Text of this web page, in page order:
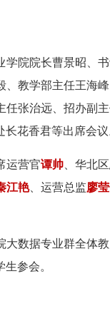
学院院长曹景昭、
、教学部主任王海
任张治远、招办副
花香君等出席会议
运营官谭帅、华北
江艳、 运营总监廖
大数据专业群全体
参会。